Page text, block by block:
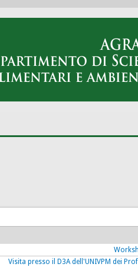
Visita presso il D3A dell'UNIVPM dei